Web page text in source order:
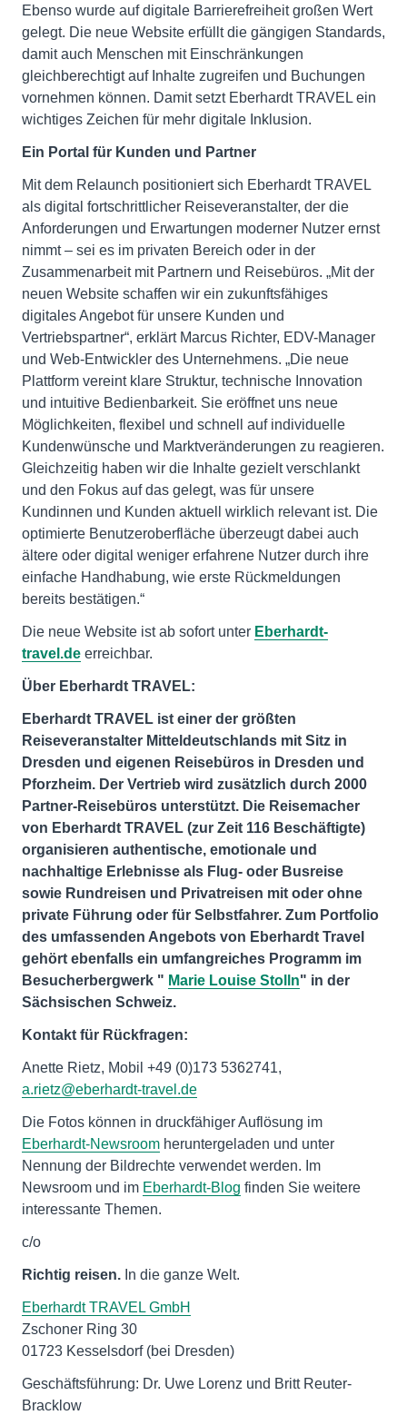
Ebenso wurde auf digitale Barrierefreiheit großen Wert
gelegt. Die neue Website erfüllt die gängigen Standards,
damit auch Menschen mit Einschränkungen
gleichberechtigt auf Inhalte zugreifen und Buchungen
vornehmen können. Damit setzt Eberhardt TRAVEL ein
wichtiges Zeichen für mehr digitale Inklusion.
Ein Portal für Kunden und Partner
Mit dem Relaunch positioniert sich Eberhardt TRAVEL
als digital fortschrittlicher Reiseveranstalter, der die
Anforderungen und Erwartungen moderner Nutzer ernst
nimmt – sei es im privaten Bereich oder in der
Zusammenarbeit mit Partnern und Reisebüros. „Mit der
neuen Website schaffen wir ein zukunftsfähiges
digitales Angebot für unsere Kunden und
Vertriebspartner“, erklärt Marcus Richter, EDV-Manager
und Web-Entwickler des Unternehmens. „Die neue
Plattform vereint klare Struktur, technische Innovation
und intuitive Bedienbarkeit. Sie eröffnet uns neue
Möglichkeiten, flexibel und schnell auf individuelle
Kundenwünsche und Marktveränderungen zu reagieren.
Gleichzeitig haben wir die Inhalte gezielt verschlankt
und den Fokus auf das gelegt, was für unsere
Kundinnen und Kunden aktuell wirklich relevant ist. Die
optimierte Benutzeroberfläche überzeugt dabei auch
ältere oder digital weniger erfahrene Nutzer durch ihre
einfache Handhabung, wie erste Rückmeldungen
bereits bestätigen.“
Die neue Website ist ab sofort unter Eberhardt-
travel.de erreichbar.
Über Eberhardt TRAVEL:
Eberhardt TRAVEL ist einer der größten
Reiseveranstalter Mitteldeutschlands mit Sitz in
Dresden und eigenen Reisebüros in Dresden und
Pforzheim. Der Vertrieb wird zusätzlich durch 2000
Partner-Reisebüros unterstützt. Die Reisemacher
von Eberhardt TRAVEL (zur Zeit 116 Beschäftigte)
organisieren authentische, emotionale und
nachhaltige Erlebnisse als Flug- oder Busreise
sowie Rundreisen und Privatreisen mit oder ohne
private Führung oder für Selbstfahrer. Zum Portfolio
des umfassenden Angebots von Eberhardt Travel
gehört ebenfalls ein umfangreiches Programm im
Besucherbergwerk " Marie Louise Stolln" in der
Sächsischen Schweiz.
Kontakt für Rückfragen:
Anette Rietz, Mobil +49 (0)173 5362741,
a.rietz@eberhardt-travel.de
Die Fotos können in druckfähiger Auflösung im
Eberhardt-Newsroom heruntergeladen und unter
Nennung der Bildrechte verwendet werden. Im
Newsroom und im Eberhardt-Blog finden Sie weitere
interessante Themen.
c/o
Richtig reisen. In die ganze Welt.
Eberhardt TRAVEL GmbH
Zschoner Ring 30
01723 Kesselsdorf (bei Dresden)
Geschäftsführung: Dr. Uwe Lorenz und Britt Reuter-
Bracklow